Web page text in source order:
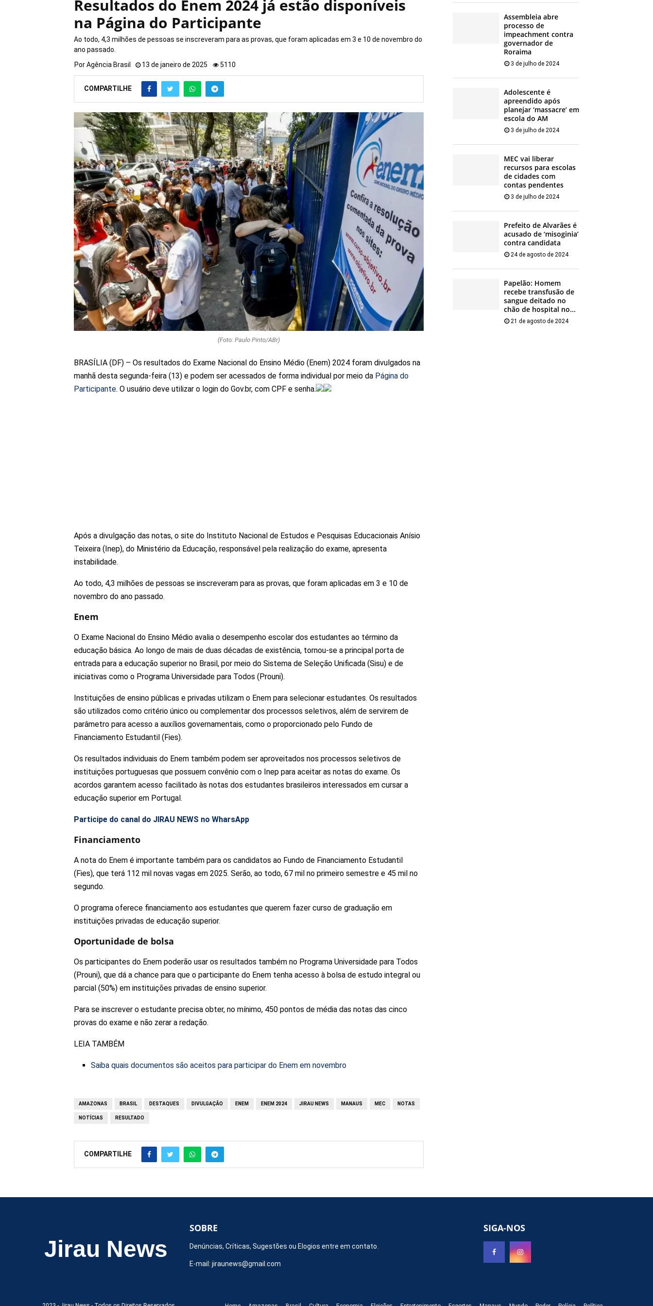
Resultados do Enem 2024 já estão disponíveis
na Página do Participante
Ao todo, 4,3 milhões de pessoas se inscreveram para as provas, que foram aplicadas em 3 e 10 de novembro do
ano passado.
PorAgência Brasil 13 de janeiro de 2025 5110
COMPARTILHE
(Foto: Paulo Pinto/ABr)
BRASÍLIA (DF) – Os resultados do Exame Nacional do Ensino Médio (Enem) 2024 foram divulgados na
manhã desta segunda-feira (13) e podem ser acessados de forma individual por meio da Página do
Participante. O usuário deve utilizar o login do Gov.br, com CPF e senha.
Após a divulgação das notas, o site do Instituto Nacional de Estudos e Pesquisas Educacionais Anísio
Teixeira (Inep), do Ministério da Educação, responsável pela realização do exame, apresenta
instabilidade.
Ao todo, 4,3 milhões de pessoas se inscreveram para as provas, que foram aplicadas em 3 e 10 de
novembro do ano passado.
Enem
O Exame Nacional do Ensino Médio avalia o desempenho escolar dos estudantes ao término da
educação básica. Ao longo de mais de duas décadas de existência, tornou-se a principal porta de
entrada para a educação superior no Brasil, por meio do Sistema de Seleção Unificada (Sisu) e de
iniciativas como o Programa Universidade para Todos (Prouni).
Instituições de ensino públicas e privadas utilizam o Enem para selecionar estudantes. Os resultados
são utilizados como critério único ou complementar dos processos seletivos, além de servirem de
parâmetro para acesso a auxílios governamentais, como o proporcionado pelo Fundo de
Financiamento Estudantil (Fies).
Os resultados individuais do Enem também podem ser aproveitados nos processos seletivos de
instituições portuguesas que possuem convênio com o Inep para aceitar as notas do exame. Os
acordos garantem acesso facilitado às notas dos estudantes brasileiros interessados em cursar a
educação superior em Portugal.
Participe do canal do JIRAU NEWS no WharsApp
Financiamento
A nota do Enem é importante também para os candidatos ao Fundo de Financiamento Estudantil
(Fies), que terá 112 mil novas vagas em 2025. Serão, ao todo, 67 mil no primeiro semestre e 45 mil no
segundo.
O programa oferece financiamento aos estudantes que querem fazer curso de graduação em
instituições privadas de educação superior.
Oportunidade de bolsa
Os participantes do Enem poderão usar os resultados também no Programa Universidade para Todos
(Prouni), que dá a chance para que o participante do Enem tenha acesso à bolsa de estudo integral ou
parcial (50%) em instituições privadas de ensino superior.
Para se inscrever o estudante precisa obter, no mínimo, 450 pontos de média das notas das cinco
provas do exame e não zerar a redação.
LEIA TAMBÉM
Saiba quais documentos são aceitos para participar do Enem em novembro
AMAZONAS BRASIL DESTAQUES DIVULGAÇÃO ENEM ENEM 2024 JIRAU NEWS MANAUS MEC NOTAS
NOTÍCIAS RESULTADO
COMPARTILHE
Assembleia abre
processo de
impeachment contra
governador de
Roraima
3 de julho de 2024
Adolescente é
apreendido após
planejar ‘massacre’ em
escola do AM
3 de julho de 2024
MEC vai liberar
recursos para escolas
de cidades com
contas pendentes
3 de julho de 2024
Prefeito de Alvarães é
acusado de ‘misoginia’
contra candidata
24 de agosto de 2024
Papelão: Homem
recebe transfusão de
sangue deitado no
chão de hospital no...
21 de agosto de 2024
Jirau News
SOBRE
Denúncias, Críticas, Sugestões ou Elogios entre em contato.
E-mail: jiraunews@gmail.com
SIGA-NOS